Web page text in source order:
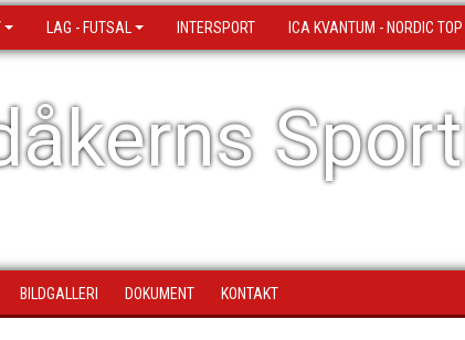
LAG - FUTSAL INTERSPORT ICA KVANTUM - NORDIC
BILDGALLERI DOKUMENT KONTAKT